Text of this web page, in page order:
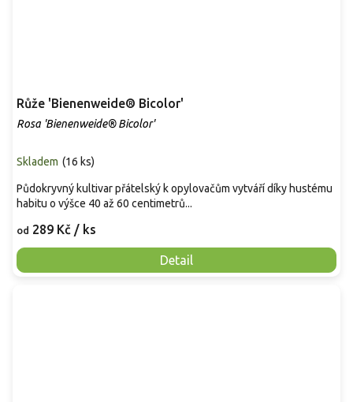
Růže 'Bienenweide® Bicolor'
Rosa 'Bienenweide® Bicolor'
Skladem (16 ks)
od 289 Kč / ks
Detail
Půdokryvný kultivar přátelský k opylovačům vytváří díky hustému
habitu o výšce 40 až 60 centimetrů...